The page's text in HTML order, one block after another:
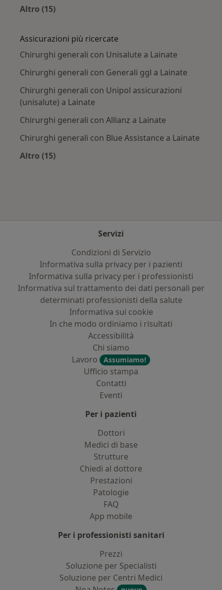
Altro (15)
Assicurazioni più ricercate
Chirurghi generali con Unisalute a Lainate
Chirurghi generali con Generali ggl a Lainate
Chirurghi generali con Unipol assicurazioni
(unisalute) a Lainate
Chirurghi generali con Allianz a Lainate
Chirurghi generali con Blue Assistance a Lainate
Altro (15)
Servizi
Condizioni di Servizio
Informativa sulla privacy per i pazienti
Informativa sulla privacy per i professionisti
Informativa sul trattamento dei dati personali per
determinati professionisti della salute
Informativa sui cookie
In che modo ordiniamo i risultati
Accessibilità
Chi siamo
Lavoro
Assumiamo!
Ufficio stampa
Contatti
Eventi
Per i pazienti
Dottori
Medici di base
Strutture
Chiedi al dottore
Prestazioni
Patologie
FAQ
App mobile
Per i professionisti sanitari
Prezzi
Soluzione per Specialisti
Soluzione per Centri Medici